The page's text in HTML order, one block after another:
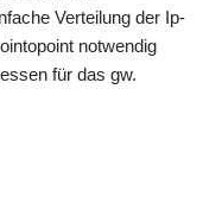
Verteilung der Ip-
notwendig
für das gw.